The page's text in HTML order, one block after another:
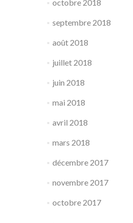
octobre 2018
septembre 2018
août 2018
juillet 2018
juin 2018
mai 2018
avril 2018
mars 2018
décembre 2017
novembre 2017
octobre 2017